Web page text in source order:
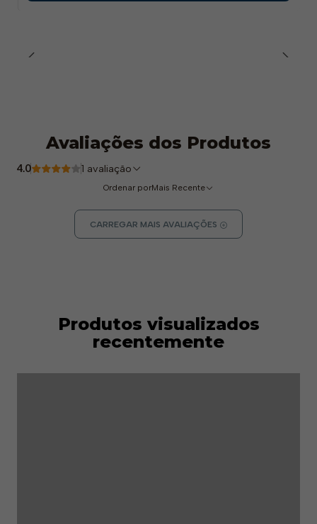
Avaliações dos Produtos
4.0 1 avaliação
Ordenar porMais Recente
CARREGAR MAIS AVALIAÇÕES
Produtos visualizados
recentemente